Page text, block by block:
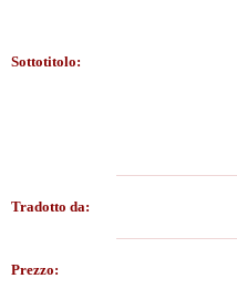
Sottotitolo:
Tradotto da:
Prezzo: